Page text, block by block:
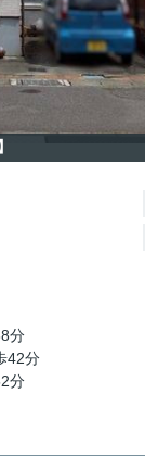
分
42分
分